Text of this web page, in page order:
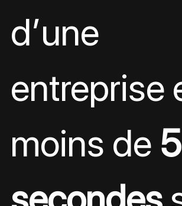
d’une
entreprise
moins de 5